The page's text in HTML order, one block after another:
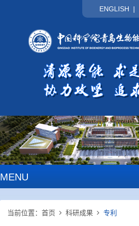
ENGLISH |
MENU
当前位置： 首页 科研成果 专利